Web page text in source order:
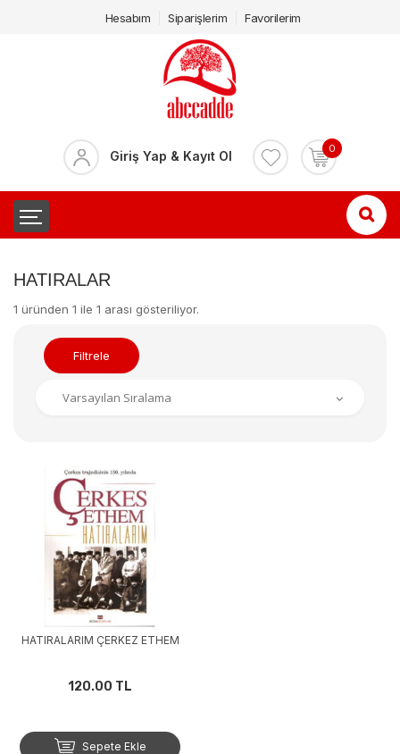
Hesabım Siparişlerim Favorilerim
Giriş Yap & Kayıt Ol 0
HATIRALAR
1 üründen 1 ile 1 arası gösteriliyor.
Filtrele
HATIRALARIM ÇERKEZ ETHEM
120.00 TL
Sepete Ekle